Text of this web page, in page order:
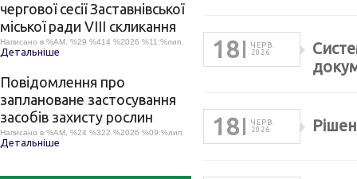
чергової сесії Заставнівської
міської ради VIII скликання
Написано в %AM, %29 %414 %2026 %11:%лип.
Детальніше
Повідомлення про
заплановане застосування
засобів захисту рослин
Написано в %AM, %24 %322 %2026 %09:%лип.
Детальніше
18
ЧЕРВ.
2026
18
ЧЕРВ.
2026